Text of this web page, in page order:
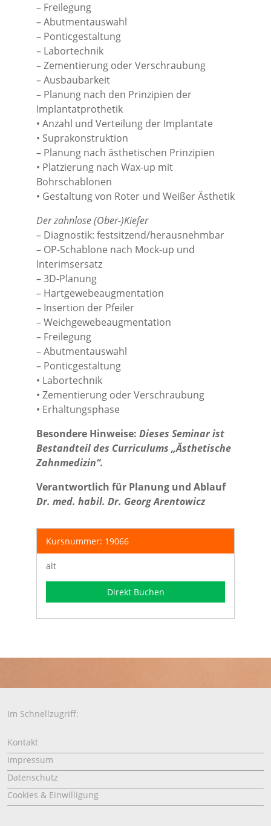
– Freilegung
– Abutmentauswahl
– Ponticgestaltung
– Labortechnik
– Zementierung oder Verschraubung
– Ausbaubarkeit
– Planung nach den Prinzipien der
Implantatprothetik
• Anzahl und Verteilung der Implantate
• Suprakonstruktion
– Planung nach ästhetischen Prinzipien
• Platzierung nach Wax-up mit
Bohrschablonen
• Gestaltung von Roter und Weißer Ästhetik
Der zahnlose (Ober-)Kiefer
– Diagnostik: festsitzend/herausnehmbar
– OP-Schablone nach Mock-up und
Interimsersatz
– 3D-Planung
– Hartgewebeaugmentation
– Insertion der Pfeiler
– Weichgewebeaugmentation
– Freilegung
– Abutmentauswahl
– Ponticgestaltung
• Labortechnik
• Zementierung oder Verschraubung
• Erhaltungsphase
Besondere Hinweise: Dieses Seminar ist
Bestandteil des Curriculums „Ästhetische
Zahnmedizin“.
Verantwortlich für Planung und Ablauf
Dr. med. habil. Dr. Georg Arentowicz
Kursnummer: 19066
alt
Direkt Buchen
Im Schnellzugriff:
Kontakt
Impressum
Datenschutz
Cookies & Einwilligung